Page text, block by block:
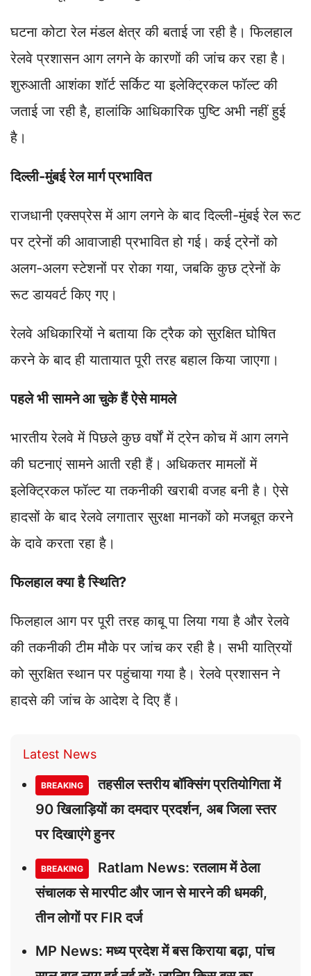
घटना कोटा रेल मंडल क्षेत्र की बताई जा रही है। फिलहाल
रेलवे प्रशासन आग लगने के कारणों की जांच कर रहा है।
शुरुआती आशंका शॉर्ट सर्किट या इलेक्ट्रिकल फॉल्ट की
जताई जा रही है, हालांकि आधिकारिक पुष्टि अभी नहीं हुई
है।
दिल्ली-मुंबई रेल मार्ग प्रभावित
राजधानी एक्सप्रेस में आग लगने के बाद दिल्ली-मुंबई रेल रूट
पर ट्रेनों की आवाजाही प्रभावित हो गई। कई ट्रेनों को
अलग-अलग स्टेशनों पर रोका गया, जबकि कुछ ट्रेनों के
रूट डायवर्ट किए गए।
रेलवे अधिकारियों ने बताया कि ट्रैक को सुरक्षित घोषित
करने के बाद ही यातायात पूरी तरह बहाल किया जाएगा।
पहले भी सामने आ चुके हैं ऐसे मामले
भारतीय रेलवे में पिछले कुछ वर्षों में ट्रेन कोच में आग लगने
की घटनाएं सामने आती रही हैं। अधिकतर मामलों में
इलेक्ट्रिकल फॉल्ट या तकनीकी खराबी वजह बनी है। ऐसे
हादसों के बाद रेलवे लगातार सुरक्षा मानकों को मजबूत करने
के दावे करता रहा है।
फिलहाल क्या है स्थिति?
फिलहाल आग पर पूरी तरह काबू पा लिया गया है और रेलवे
की तकनीकी टीम मौके पर जांच कर रही है। सभी यात्रियों
को सुरक्षित स्थान पर पहुंचाया गया है। रेलवे प्रशासन ने
हादसे की जांच के आदेश दे दिए हैं।
Latest News
BREAKING
तहसील स्तरीय बॉक्सिंग प्रतियोगिता में
90 खिलाड़ियों का दमदार प्रदर्शन, अब जिला स्तर
पर दिखाएंगे हुनर
BREAKING
Ratlam News: रतलाम में ठेला
संचालक से मारपीट और जान से मारने की धमकी,
तीन लोगों पर FIR दर्ज
MP News: मध्य प्रदेश में बस किराया बढ़ा, पांच